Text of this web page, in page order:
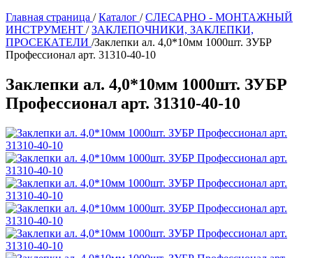
Главная страница / Каталог / СЛЕСАРНО - МОНТАЖНЫЙ
ИНСТРУМЕНТ / ЗАКЛЕПОЧНИКИ, ЗАКЛЕПКИ,
ПРОСЕКАТЕЛИ /Заклепки ал. 4,0*10мм 1000шт. ЗУБР
Профессионал арт. 31310-40-10
Заклепки ал. 4,0*10мм 1000шт. ЗУБР
Профессионал арт. 31310-40-10